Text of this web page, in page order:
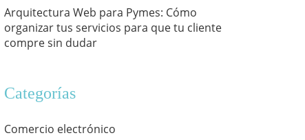
​Arquitectura Web para Pymes: Cómo
organizar tus servicios para que tu cliente
compre sin dudar
Categorías
Comercio electrónico